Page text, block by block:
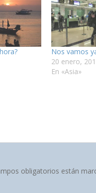
Nos vamos
20 enero,
En «Asia»
obligatorios están